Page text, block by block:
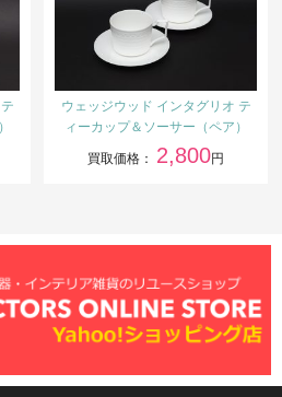
ウェッジウッド インタグリオ テ
ィーカップ＆ソーサー（ペア）
買取価格： 2,800円